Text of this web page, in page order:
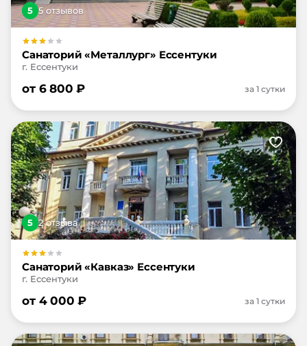
5 5отзывов
Санаторий «Металлург» Ессентуки
г. Ессентуки
от 6 800 ₽ за 1 сутки
5 2отзыва
Санаторий «Кавказ» Ессентуки
г. Ессентуки
от 4 000 ₽ за 1 сутки